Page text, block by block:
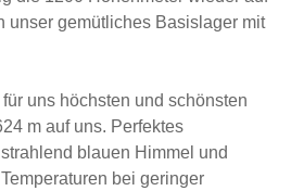
unser gemütliches Basislager mit
uns höchsten und schönsten
m auf uns. Perfektes
blauen Himmel und
bei geringer